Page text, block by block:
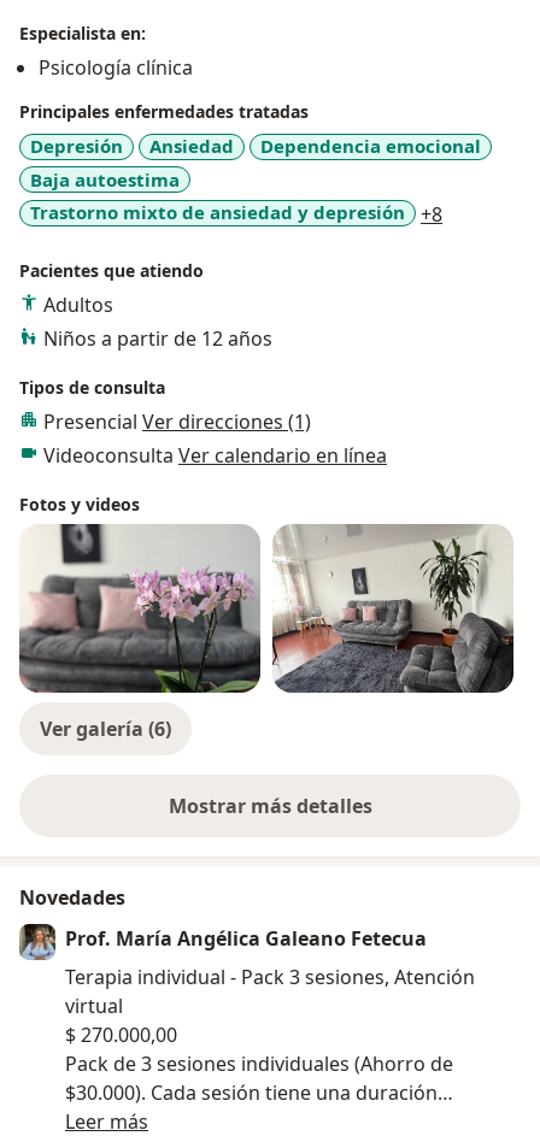
Especialista en:
Psicología clínica
Principales enfermedades tratadas
Depresión Ansiedad
Dependencia emocional
Baja autoestima
Trastorno mixto de ansiedad y depresión
+8
Pacientes que atiendo
Adultos
Niños a partir de 12 años
Tipos de consulta
Presencial Ver direcciones (1)
Videoconsulta Ver calendario en línea
Fotos y videos
Ver galería (6)
Mostrar más detalles
sobre la experiencia
Novedades
Prof. María Angélica Galeano Fetecua
Terapia individual - Pack 3 sesiones, Atención
virtual
$ 270.000,00
Pack de 3 sesiones individuales (Ahorro de
$30.000). Cada sesión tiene una duración
aproximada entre 45 minutos a 1 hora.
Leer más